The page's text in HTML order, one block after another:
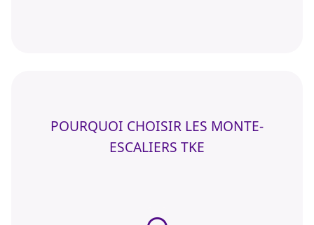
POURQUOI CHOISIR LES MONTE-
ESCALIERS TKE